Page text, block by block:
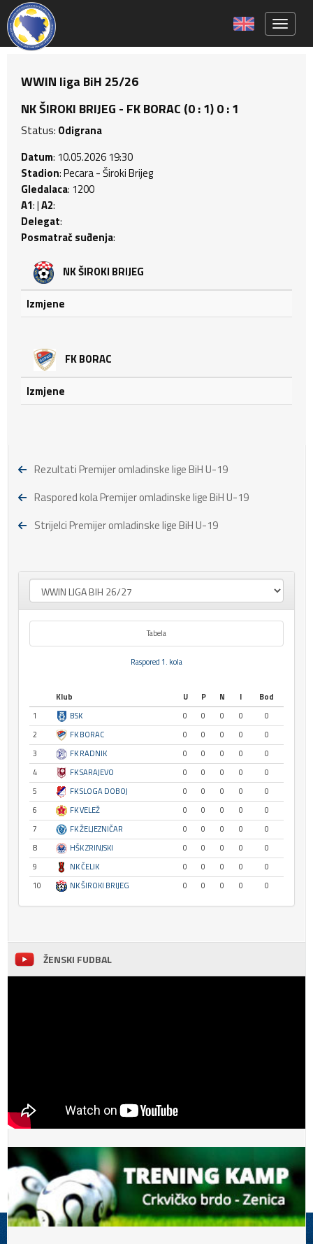
WWIN liga BiH 25/26
NK ŠIROKI BRIJEG - FK BORAC (0 : 1) 0 : 1
Status: Odigrana
Datum: 10.05.2026 19:30
Stadion: Pecara - Široki Brijeg
Gledalaca: 1200
A1: |A2:
Delegat:
Posmatrač suđenja:
NK ŠIROKI BRIJEG
Izmjene
FK BORAC
Izmjene
Rezultati Premijer omladinske lige BiH U-19
Raspored kola Premijer omladinske lige BiH U-19
Strijelci Premijer omladinske lige BiH U-19
Tabela
Raspored 1. kola
Klub U P N I
Bod
1
BSK 0 0 0 0
0
2
FK BORAC 0 0 0 0
0
3
FK RADNIK 0 0 0 0
0
4
FK SARAJEVO 0 0 0 0
0
5
FK SLOGA DOBOJ 0 0 0 0
0
6
FK VELEŽ 0 0 0 0
0
7
FK ŽELJEZNIČAR 0 0 0 0
0
8
HŠK ZRINJSKI 0 0 0 0
0
9
NK ČELIK 0 0 0 0
0
10
NK ŠIROKI BRIJEG 0 0 0 0 0
ŽENSKI FUDBAL